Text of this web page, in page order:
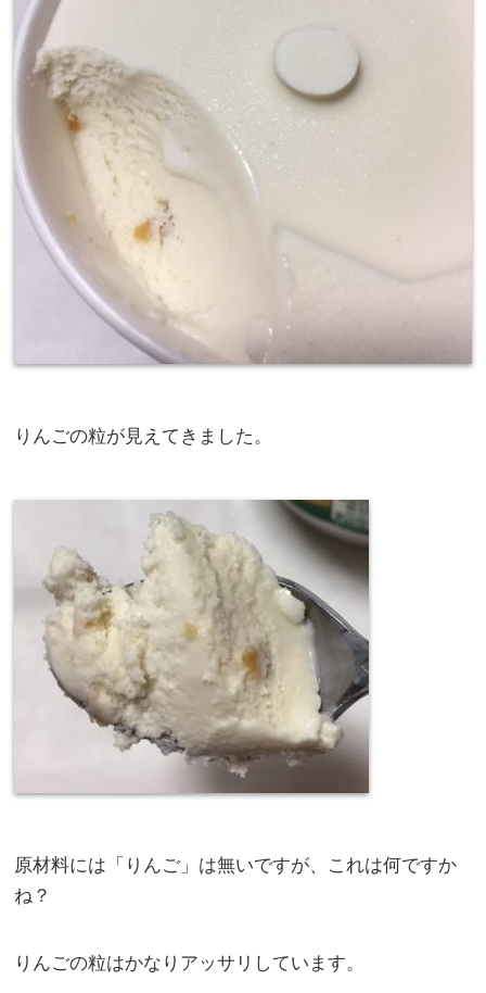
りんごの粒が見えてきました。
原材料には「りんご」は無いですが、これは何ですか
ね？
りんごの粒はかなりアッサリしています。